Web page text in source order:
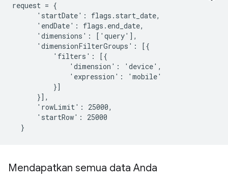
request = {
      'startDate': flags.start_date,
      'endDate': flags.end_date,
      'dimensions': ['query'],
      'dimensionFilterGroups': [{
          'filters': [{
              'dimension': 'device',
              'expression': 'mobile'
          }]
      }],
      'rowLimit': 25000,
      'startRow': 25000
  }
Mendapatkan semua data Anda